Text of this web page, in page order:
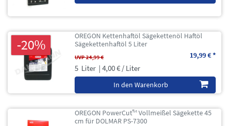
-20%
OREGON Kettenhaftöl Sägekettenöl Haftöl
Sägekettenhaftöl 5 Liter
UVP 24,99 € 19,99 € *
5 Liter | 4,00 € / Liter
In den Warenkorb
OREGON PowerCut™ Vollmeißel Sägekette 45
cm für DOLMAR PS-7300